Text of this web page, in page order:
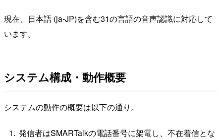
現在、日本語 (ja-JP)を含む31の言語の音声認識に対応して
います。
システム構成・動作概要
システムの動作の概要は以下の通り。
発信者はSMARTalkの電話番号に架電し、不在着信とな